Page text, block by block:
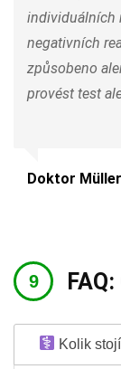
individuálních
negativních
způsobeno
provést test
Doktor
Kolik